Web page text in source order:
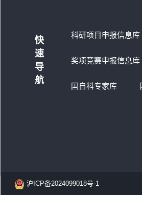
快
速
导
航
科研项目申报信息库
奖项竞赛申报信息库
国自科专家库
沪ICP备2024099018号-1